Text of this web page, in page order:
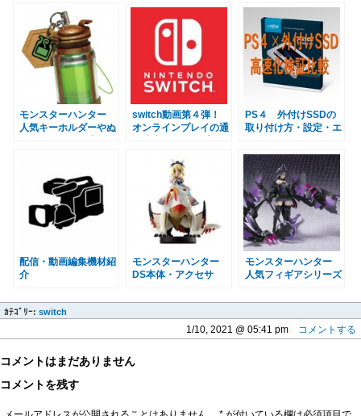
品・交換方法〜第２
章・修理道具（パー
ツ）編
モンスターハンター
人気キーホルダーやぬ
switch動画第４弾！
オンラインプレイの通
の測定・ポート開放手
順まとめて説明
PS４ 外付けSSDの
取り付け方・設定・エ
読み込み速度確認動
画 モンハンワールド
配信・動画編集機材紹
介
モンスターハンター
DS本体・アクセサ
モンスターハンター
人気フィギアシリーズ
ー編〜黒蝕の竜姫など
ｶﾃｺﾞﾘｰ: switch
1/10, 2021 @ 05:41 pm コメントする
コメントはまだありません
コメントを残す